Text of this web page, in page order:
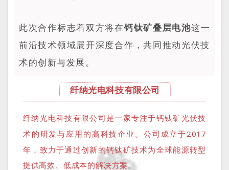
此次合作标志着双方将在钙钛矿叠层电池这一
前沿技术领域展开深度合作，共同推动光伏技
术的创新与发展。
纤纳光电科技有限公司
纤纳光电科技有限公司是一家专注于钙钛矿光伏技
术的研发与应用的高科技企业。公司成立于2017
年，致力于通过创新的钙钛矿技术为全球能源转型
提供高效、低成本的解决方案。